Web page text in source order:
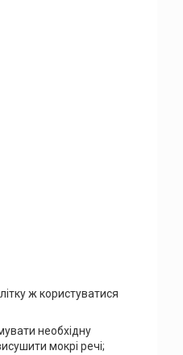
ж користуватися
необхідну
мокрі речі;